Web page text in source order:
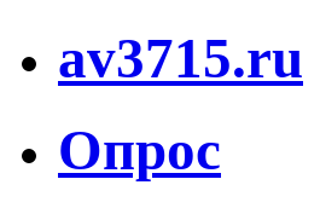
av3715.ru
Опрос